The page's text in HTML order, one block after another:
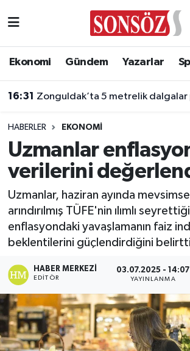
Ekonomi Gündem Yazarlar
16:31 Zonguldak’ta 5 metrelik dalgalar panik
HABERLER EKONOMI
Uzmanlar
verilerini
Uzmanlar, haziran ayında
arındırılmış TÜFE'nin ılımlı
enflasyondaki yavaşlamanın faiz
beklentilerini güçlendirdiğini
HABER MERKEZI
EDITÖR
03.07.2025 - 14:07
YAYINLANMA
Asayiş
Biyografi
Çevre
Diğer
Dünya
Eğitim
Ekonomi
Eleman
Ankara Nöbetçi Eczaneler
Ankara Trafik Yoğunluk Haritası
Süper Lig Puan Durumu ve
Tüm Manşetler
Son Dakika Haberleri
Haber Arşivi